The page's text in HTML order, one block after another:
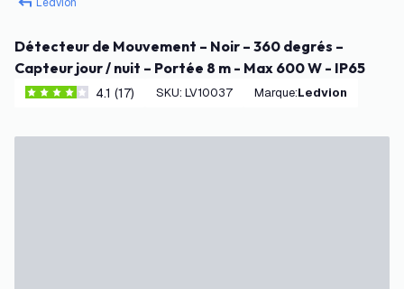
Détecteur de Mouvement – Noir – 360 degrés –
Capteur jour / nuit – Portée 8 m - Max 600 W - IP65
4.1 étoiles de notation
4.1 (17) SKU: LV10037 Marque: Ledvion